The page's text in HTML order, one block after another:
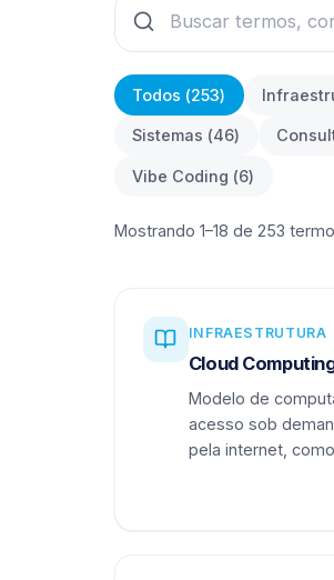
Todos (253)
Sistemas (46)
Vibe Coding (6)
Mostrando 1–18 de 253
INFRAESTRUTURA
Cloud
Modelo de
acesso sob
pela internet,